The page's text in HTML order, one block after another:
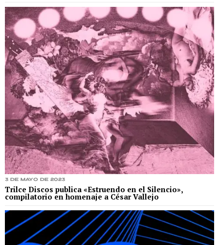
3 de mayo de 2023
Trilce Discos publica «Estruendo en el Silencio»,
compilatorio en homenaje a César Vallejo